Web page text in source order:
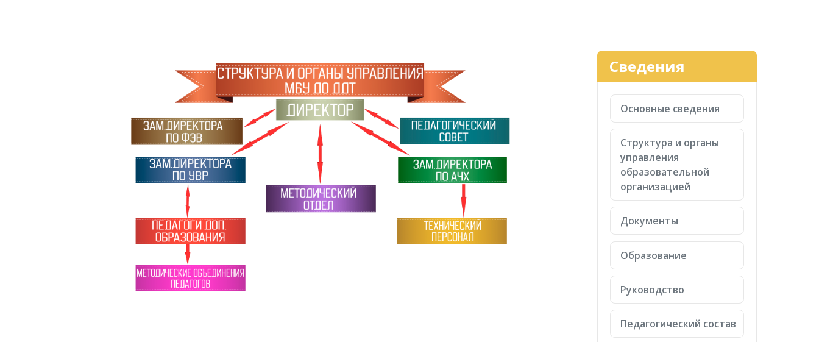
Сведения
Основные сведения
Структура и органы
управления
образовательной
организацией
Документы
Образование
Руководство
Педагогический состав